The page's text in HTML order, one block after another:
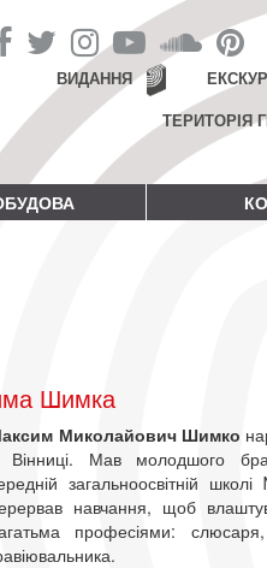
ВИДАННЯ
ТЕРИТОРІЯ
Шимка
Миколайович Шимко
Мав молодшого
загальноосвітній
навчання, щоб
професіями: